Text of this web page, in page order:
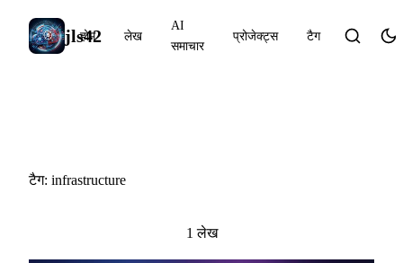
jls42
होम लेख
AI
समाचार
प्रोजेक्ट्स टैग
टैग: infrastructure
1 लेख